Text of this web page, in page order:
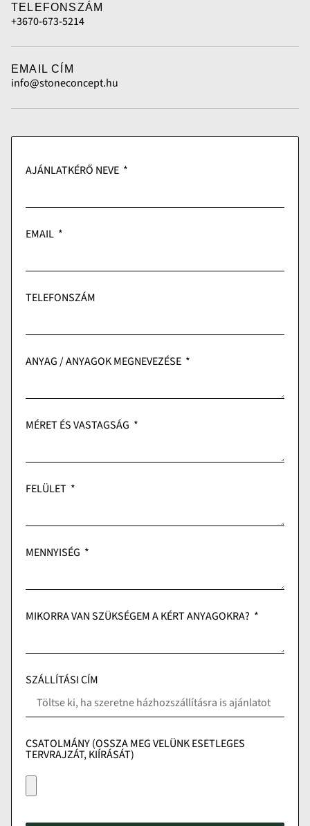
TELEFONSZÁM
+3670-673-5214
EMAIL CÍM
info@stoneconcept.hu
AJÁNLATKÉRŐ NEVE
EMAIL
TELEFONSZÁM
ANYAG / ANYAGOK MEGNEVEZÉSE
MÉRET ÉS VASTAGSÁG
FELÜLET
MENNYISÉG
MIKORRA VAN SZÜKSÉGEM A KÉRT ANYAGOKRA?
SZÁLLÍTÁSI CÍM
CSATOLMÁNY (OSSZA MEG VELÜNK ESETLEGES
TERVRAJZÁT, KIÍRÁSÁT)